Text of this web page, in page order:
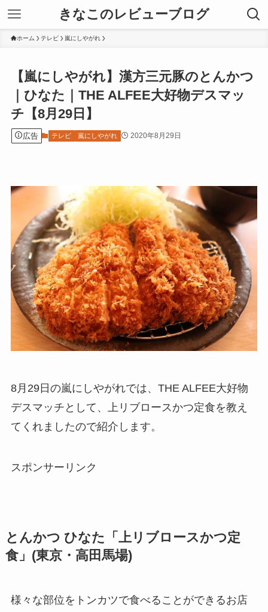
きなこのレビューブログ
ホーム テレビ 嵐にしやがれ
【嵐にしやがれ】漢方三元豚のとんかつ
｜ひなた｜THE ALFEE大好物デスマッ
チ【8月29日】
広告 テレビ 嵐にしやがれ 2020年8月29日
8月29日の嵐にしやがれでは、THE ALFEE大好物
デスマッチとして、上リブロースかつ定食を教え
てくれましたので紹介します。
スポンサーリンク
とんかつ ひなた「上リブロースかつ定
食」(東京・高田馬場)
様々な部位をトンカツで食べることができるお店